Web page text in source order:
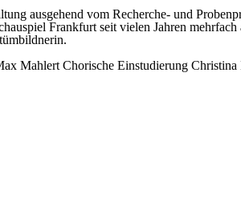
ausgehend vom Recherche- und
Frankfurt seit vielen Jahren
MahlertChorische Einstudierung Christina